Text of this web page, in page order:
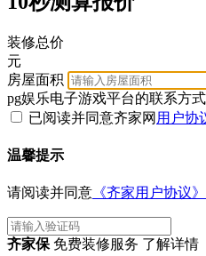
装修总价
元
房屋面积
pg娱乐电子游戏平台的联系方式
已阅读并同意齐家网 用户协
温馨提示
请阅读并同意 《齐家用户协议》
齐家保 免费装修服务 了解详情